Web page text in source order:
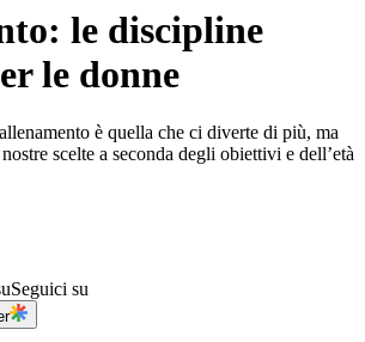
le discipline
le donne
è quella che ci diverte di più, ma
scelte a seconda degli obiettivi e dell’età
Seguici su